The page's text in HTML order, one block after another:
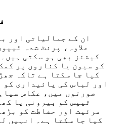
ان کے جمالیاتی اور
علاوہ، پرنٹ شدہ
کیشنز بھی ہو سکتی
کو سیون یا کناروں پر
کیا جا سکتا ہے تاکہ
اور لباس کی پائیداری کو
صورتوں میں، عکاس
ٹیپس کو بیرونی یا
مرئیت اور حفاظت کو
کیا جا سکتا ہے۔ انہیں